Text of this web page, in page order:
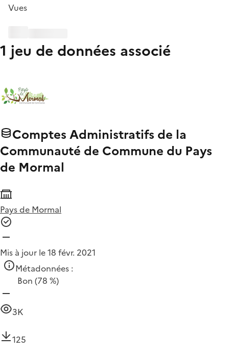
Vues
1 jeu de données associé
Comptes Administratifs de la
Communauté de Commune du Pays
de Mormal
Pays de Mormal
Mis à jour le 18 févr. 2021
Métadonnées :
Bon (78 %)
3K
125